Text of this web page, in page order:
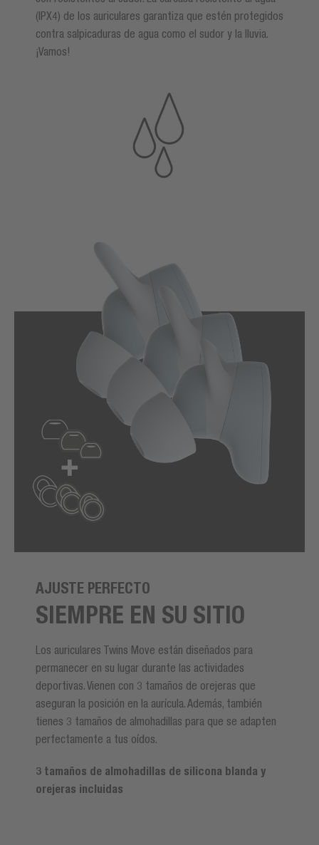
(IPX4) de los auriculares garantiza que estén protegidos
contra salpicaduras de agua como el sudor y la lluvia.
¡Vamos!
AJUSTE PERFECTO
SIEMPRE EN SU SITIO
Los auriculares Twins Move están diseñados para
permanecer en su lugar durante las actividades
deportivas. Vienen con 3 tamaños de orejeras que
aseguran la posición en la aurícula. Además, también
tienes 3 tamaños de almohadillas para que se adapten
perfectamente a tus oídos.
3 tamaños de almohadillas de silicona blanda y
orejeras incluidas